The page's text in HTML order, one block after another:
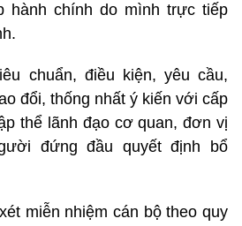
hành chính do mình trực tiếp
chuẩn, điều kiện, yêu cầu,
đổi, thống nhất ý kiến với cấp
thể lãnh đạo cơ quan, đơn vị
đứng đầu quyết định bổ
miễn nhiệm cán bộ theo quy